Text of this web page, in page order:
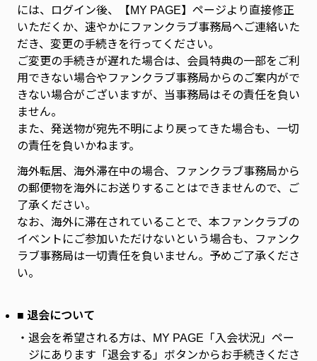
には、ログイン後、【MY PAGE】ページより直接修正
いただくか、速やかにファンクラブ事務局へご連絡いた
だき、変更の手続きを行ってください。
ご変更の手続きが遅れた場合は、会員特典の一部をご利
用できない場合やファンクラブ事務局からのご案内がで
きない場合がございますが、当事務局はその責任を負い
ません。
また、発送物が宛先不明により戻ってきた場合も、一切
の責任を負いかねます。
海外転居、海外滞在中の場合、ファンクラブ事務局から
の郵便物を海外にお送りすることはできませんので、ご
了承ください。
なお、海外に滞在されていることで、本ファンクラブの
イベントにご参加いただけないという場合も、ファンク
ラブ事務局は一切責任を負いません。予めご了承くださ
い。
■ 退会について
・ 退会を希望される方は、MY PAGE「入会状況」ペー
ジにあります「退会する」ボタンからお手続きくださ